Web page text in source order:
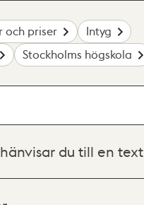
och priser
Intyg
Stockholms högskola
du till en text